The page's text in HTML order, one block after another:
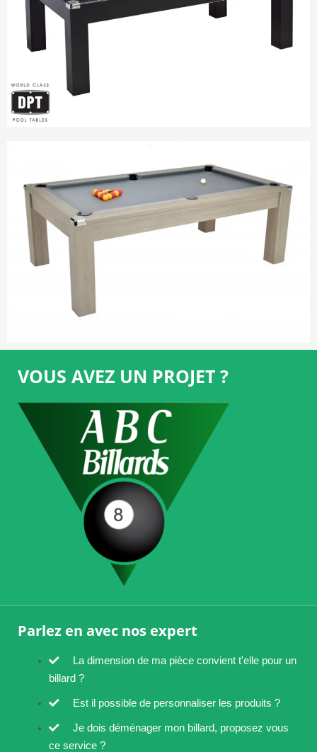
VOUS AVEZ UN PROJET ?
Parlez en avec nos expert
La dimension de ma pièce convient t'elle pour un
billard ?
Est il possible de personnaliser les produits ?
Je dois déménager mon billard, proposez vous
ce service ?